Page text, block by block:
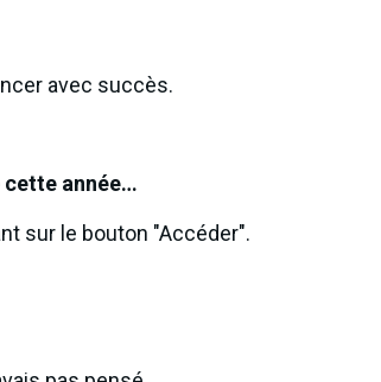
avec succès.
cette année…
sur le bouton "Accéder".